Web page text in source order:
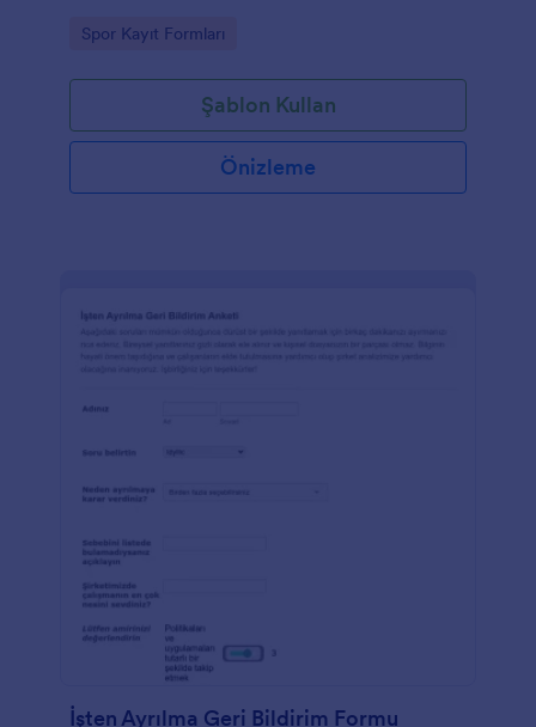
Go to Category:
Spor Kayıt Formları
Şablon Kullan
Önizleme
İşten Ayrılma Geri Bildirim Formu